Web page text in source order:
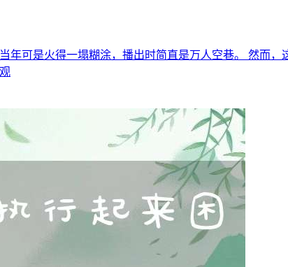
年可是火得一塌糊涂，播出时简直是万人空巷。 然而